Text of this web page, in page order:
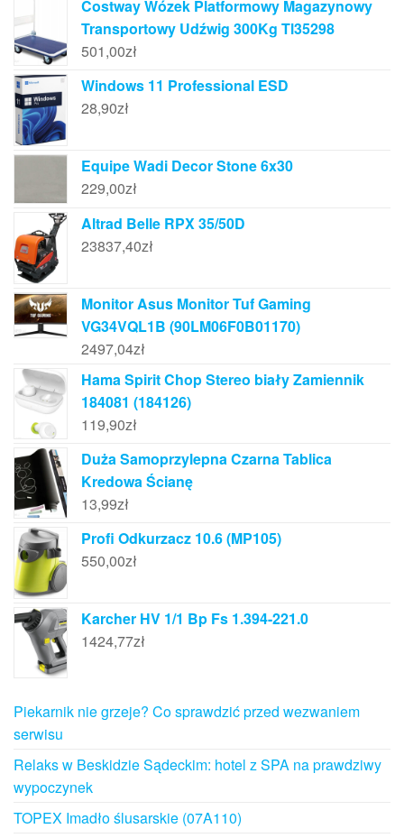
Costway Wózek Platformowy Magazynowy
Transportowy Udźwig 300Kg Tl35298
501,00zł
Windows 11 Professional ESD
28,90zł
Equipe Wadi Decor Stone 6x30
229,00zł
Altrad Belle RPX 35/50D
23837,40zł
Monitor Asus Monitor Tuf Gaming
VG34VQL1B (90LM06F0B01170)
2497,04zł
Hama Spirit Chop Stereo biały Zamiennik
184081 (184126)
119,90zł
Duża Samoprzylepna Czarna Tablica
Kredowa Ścianę
13,99zł
Profi Odkurzacz 10.6 (MP105)
550,00zł
Karcher HV 1/1 Bp Fs 1.394-221.0
1424,77zł
Piekarnik nie grzeje? Co sprawdzić przed wezwaniem
serwisu
Relaks w Beskidzie Sądeckim: hotel z SPA na prawdziwy
wypoczynek
TOPEX Imadło ślusarskie (07A110)